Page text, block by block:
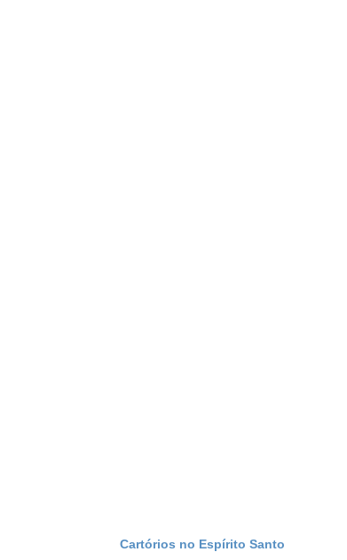
Cartórios no Espírito Santo